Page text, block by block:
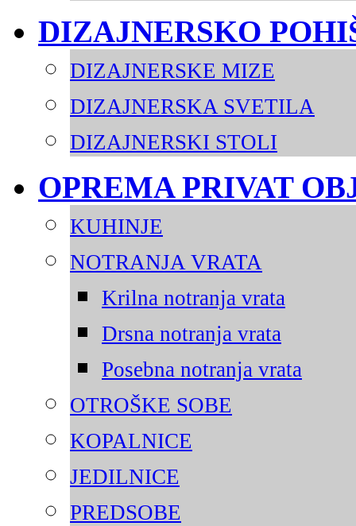
DIZAJNERSKO
DIZAJNERSKE MIZE
DIZAJNERSKA SVETILA
DIZAJNERSKI STOLI
OPREMA PRIVAT
KUHINJE
NOTRANJA VRATA
Krilna notranja vrata
Drsna notranja vrata
Posebna notranja vrata
OTROŠKE SOBE
KOPALNICE
JEDILNICE
PREDSOBE